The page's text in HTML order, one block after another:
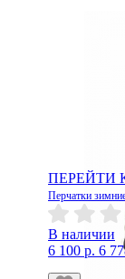
ПЕРЕЙТИ
Перчатки
В наличии
6 100 р. 6